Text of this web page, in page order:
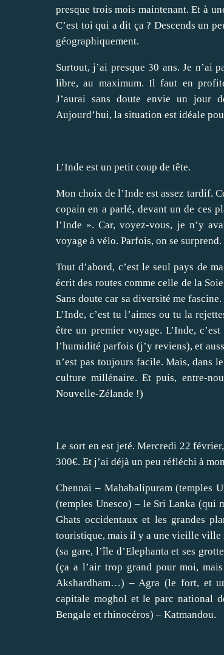
presque trois mois maintenant. Et à
C’est toi qui a dit ça ? Descends un
géographiquement.
Surtout, j’ai presque 30 ans. Je n’ai
libre, au maximum. Il faut en
J’aurai sans doute envie un jour
Aujourd’hui, la situation est idéale
L’Inde est un petit coup de tête.
Mon choix de l’Inde est assez tardif.
copain en a parlé, devant un de ces
l’Inde ». Car, voyez-vous, je n’y
voyage à vélo. Parfois, on se
Tout d’abord, c’est le seul pays de
écrit des routes comme celle de la
Sans doute car sa diversité me
L’Inde, c’est tu l’aimes ou tu la
être un premier voyage. L’Inde,
l’humidité parfois (j’y reviens), et
n’est pas toujours facile. Mais, dans
culture millénaire. Et puis, entre-
Nouvelle-Zélande !)
Le sort en est jeté. Mercredi 22
300€. Et j’ai déjà un peu réfléchi à
Chennai – Mahabalipuram (temples
(temples Unesco) – le Sri Lanka (qui
Ghats occidentaux et les grandes
touristique, mais il y a une vieille ville
(sa gare, l’île d’Elephanta et ses
(ça a l’air trop grand pour moi,
Akshardham…) – Agra (le fort, et
capitale moghol et le parc national
Bengale et rhinocéros) – Katmandou.